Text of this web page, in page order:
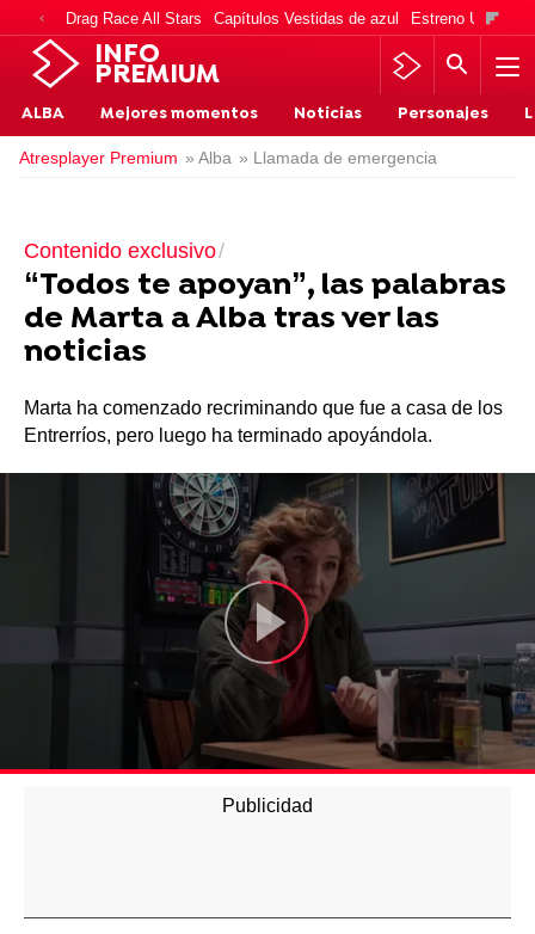
Drag Race All Stars Capítulos Vestidas de azul Estreno Una
INFO
PREMIUM
ALBA Mejores momentos Noticias Personajes
Atresplayer Premium » Alba » Llamada de emergencia
Contenido exclusivo
“Todos te apoyan”, las palabras
de Marta a Alba tras ver las
noticias
Marta ha comenzado recriminando que fue a casa de los
Entrerríos, pero luego ha terminado apoyándola.